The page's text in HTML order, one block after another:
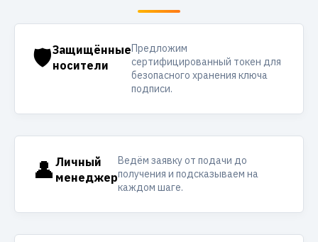
🛡️Защищённые
носители
Предложим
сертифицированный токен для
безопасного хранения ключа
подписи.
👤 Личный
менеджер
Ведём заявку от подачи до
получения и подсказываем на
каждом шаге.